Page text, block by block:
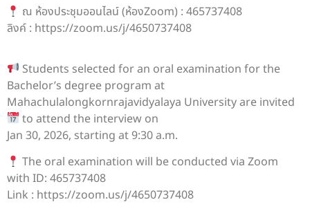
ณ ห้องประชุมออนไลน์ (ห้องZoom) : 465737408
ลิงค์ : https://zoom.us/j/4650737408
Students selected for an oral examination for the
Bachelor’s degree program at
Mahachulalongkornrajavidyalaya University are invited
to attend the interview on
Jan 30, 2026, starting at 9:30 a.m.
The oral examination will be conducted via Zoom
with ID: 465737408
Link : https://zoom.us/j/4650737408